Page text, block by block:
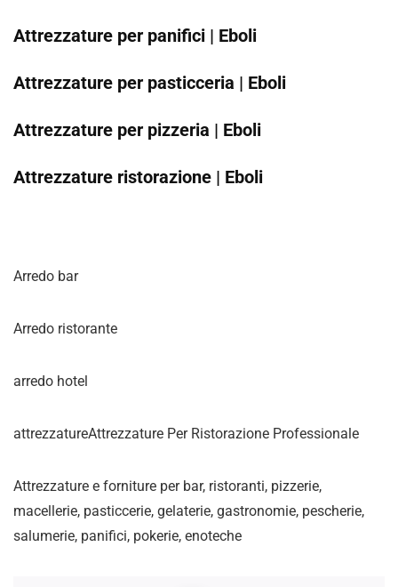
Attrezzature per panifici | Eboli
Attrezzature per pasticceria | Eboli
Attrezzature per pizzeria | Eboli
Attrezzature ristorazione | Eboli
Arredo bar
Arredo ristorante
arredo hotel
attrezzatureAttrezzature Per Ristorazione Professionale
Attrezzature e forniture per bar, ristoranti, pizzerie,
macellerie, pasticcerie, gelaterie, gastronomie, pescherie,
salumerie, panifici, pokerie, enoteche